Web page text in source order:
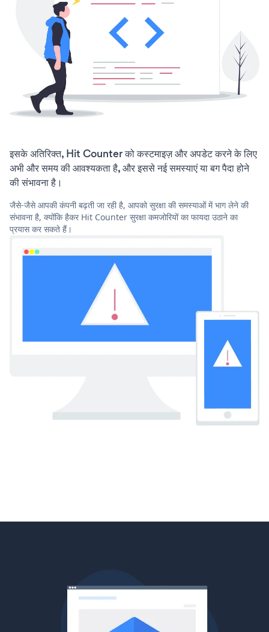
इसके अतिरिक्त, Hit Counter को कस्टमाइज़ और अपडेट करने के लिए
अभी और समय की आवश्यकता है, और इससे नई समस्याएं या बग पैदा होने
की संभावना है।
जैसे-जैसे आपकी कंपनी बढ़ती जा रही है, आपको सुरक्षा की समस्याओं में भाग लेने की
संभावना है, क्योंकि हैकर Hit Counter सुरक्षा कमजोरियों का फायदा उठाने का
प्रयास कर सकते हैं।